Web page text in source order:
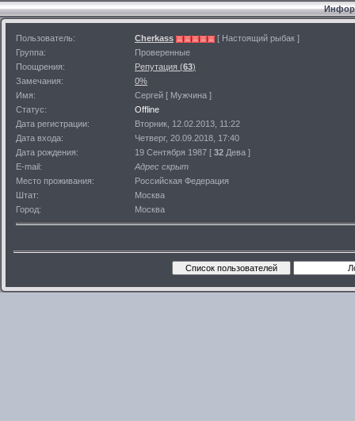
Пользователь: Cherkass
[ Настоящий рыбак ]
Группа:
Проверенные
Поощрения:
Репутация (63)
Замечания:
0%
Имя:
Сергей [ Мужчина ]
Статус:
Offline
Дата регистрации:
Вторник, 12.02.2013, 11:22
Дата входа:
Четверг, 20.09.2018, 17:40
Дата рождения:
19 Сентября 1987 [ 32 Дева ]
E-mail:
Адрес скрыт
Место проживания:
Российская Федерация
Штат:
Москва
Город:
Москва